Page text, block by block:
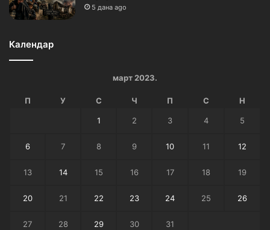
5 дана ago
Календар
март 2023.
П У С Ч П С Н
1 2 3 4 5
6 7 8 9 10 11 12
13 14 15 16 17 18 19
20 21 22 23 24 25 26
27 28 29 30 31